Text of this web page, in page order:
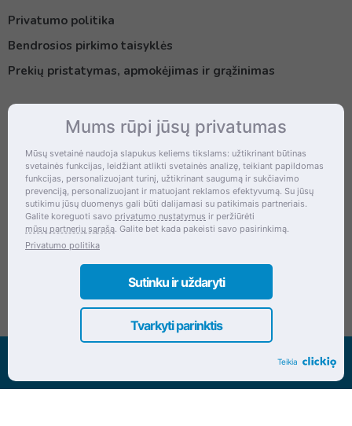
Privatumo politika
Bendrosios pirkimo taisyklės
Prekių pristatymas, apmokėjimas ir grąžinimas
Kontaktai
Šventupės g. 28, Kaunas, Lietuva
+370 (672) 27 650
info@dokrinesa.lt
MB PETHOMEPEOPLE
Įmonės kodas: 305695822
Visos teisės saugomos www.dokrinesa.lt
Mums rūpi jūsų privatumas
Mūsų svetainė naudoja slapukus keliems tikslams: užtikrinant būtinas
svetainės funkcijas, leidžiant atlikti svetainės analizę, teikiant papildomas
funkcijas, personalizuojant turinį, užtikrinant saugumą ir sukčiavimo
prevenciją, personalizuojant ir matuojant reklamos efektyvumą. Su jūsų
sutikimu jūsų duomenys gali būti dalijamasi su patikimais partneriais.
Galite koreguoti savo privatumo nustatymus ir peržiūrėti
mūsų partnerių sąrašą. Galite bet kada pakeisti savo pasirinkimą.
Privatumo politika
Tvarkyti parinktis
Sutinku ir uždaryti
Teikia